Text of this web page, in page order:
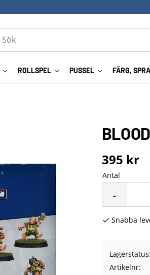
ROLLSPEL PUSSEL FÄRG,
395 kr
Antal
-
Snabba
Lagerstatus
Artikelnr